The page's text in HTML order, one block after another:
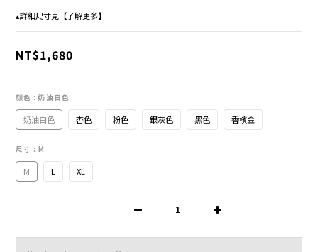
▴詳細尺寸見【了解更多】
NT$1,680
顏色 : 奶油白色
奶油白色 杏色 粉色 銀灰色 黑色 香檳金
尺寸 : M
M L XL